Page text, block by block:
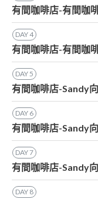
有間咖啡店-有間咖
DAY4
有間咖啡店-有間咖
DAY5
有間咖啡店-Sandy
DAY 6
有間咖啡店-Sandy
DAY7
有間咖啡店-Sandy
DAY 8